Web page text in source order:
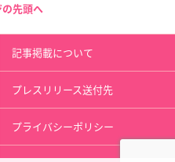
の先頭へ
記事掲載について
プレスリリース送付先
プライバシーポリシー